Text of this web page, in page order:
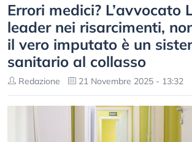
Errori medici? L’avvocato
leader nei risarcimenti,
il vero imputato è un
sanitario al collasso
Redazione 21 Novembre 2025 - 13:32